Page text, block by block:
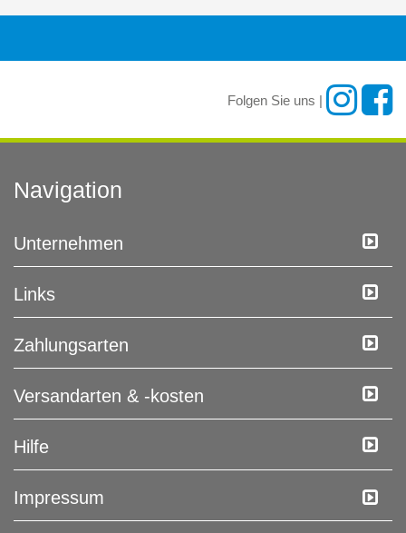
Folgen Sie uns |
Navigation
Unternehmen
Links
Zahlungsarten
Versandarten & -kosten
Hilfe
Impressum